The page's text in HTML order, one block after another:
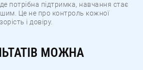
потрібна підтримка, навчання стає
Це не про контроль кожної
і довіру.
МОЖНА